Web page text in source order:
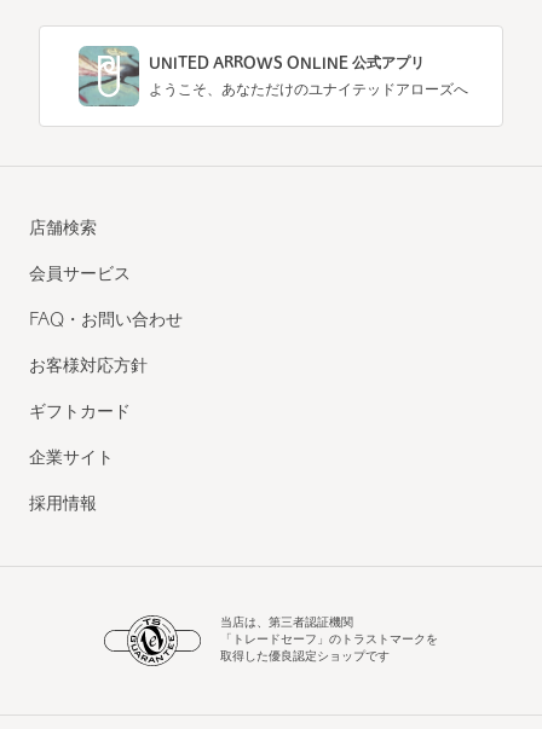
UNITED ARROWS ONLINE 公式アプリ
ようこそ、あなただけのユナイテッドアローズへ
店舗検索
会員サービス
FAQ・お問い合わせ
お客様対応方針
ギフトカード
企業サイト
採用情報
当店は、第三者認証機関
「トレードセーフ」のトラストマークを
取得した優良認定ショップです